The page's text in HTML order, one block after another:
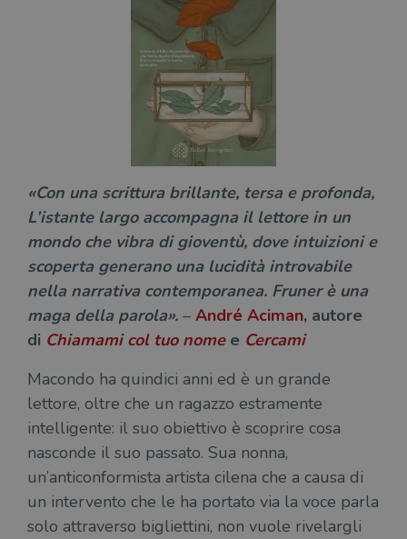
«Con una scrittura brillante, tersa e profonda,
L’istante largo accompagna il lettore in un
mondo che vibra di gioventù, dove intuizioni e
scoperta generano una lucidità introvabile
nella narrativa contemporanea. Fruner è una
maga della parola». – André Aciman, autore
di Chiamami col tuo nomee Cercami
Macondo ha quindici anni ed è un grande
lettore, oltre che un ragazzo estramente
intelligente: il suo obiettivo è scoprire cosa
nasconde il suo passato. Sua nonna,
un’anticonformista artista cilena che a causa di
un intervento che le ha portato via la voce parla
solo attraverso bigliettini, non vuole rivelargli